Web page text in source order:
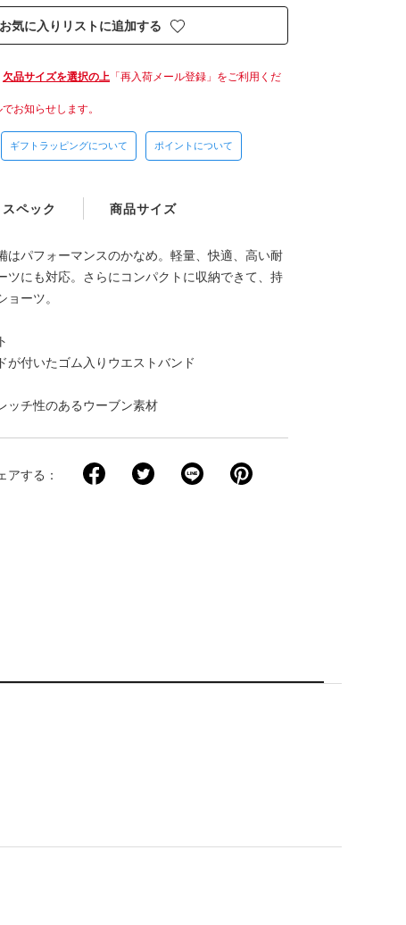
お気に入りリストに追加する
欠品サイズを選択の上 「再入荷メール登録」をご利用くだ
お知らせします。
ギフトラッピングについて ポイントについて
はパフォーマンスのかなめ。軽量、快適、高い耐
ツにも対応。さらにコンパクトに収納できて、持
ーツ。
が付いたゴム入りウエストバンド
ッチ性のあるウーブン素材
スペック 商品サイズ
アする